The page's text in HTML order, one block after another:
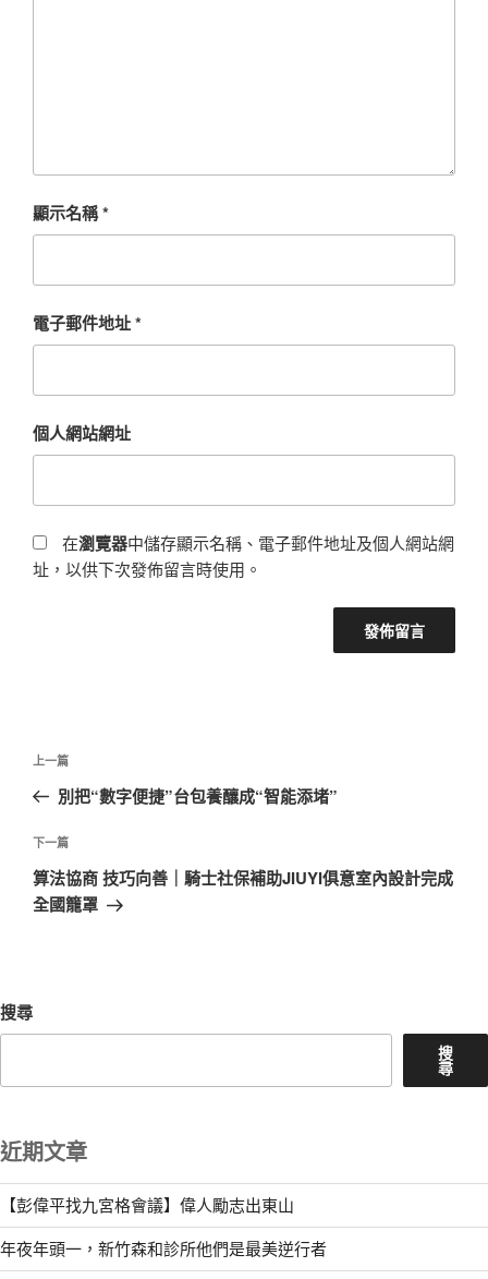
顯示名稱*
電子郵件地址*
個人網站網址
在瀏覽器中儲存顯示名稱、電子郵件地址及個人網站網
址，以供下次發佈留言時使用。
文
導
覽
上
一
文
章
上一篇
別把“數字便捷”台包養釀成“智能添堵”
下
一
篇
下一篇
算法協商 技巧向善｜騎士社保補助JIUYI俱意室內設計完成
全國籠罩
搜尋
搜
尋
近期文章
【彭偉平找九宮格會議】偉人勵志出東山
年夜年頭一，新竹森和診所他們是最美逆行者